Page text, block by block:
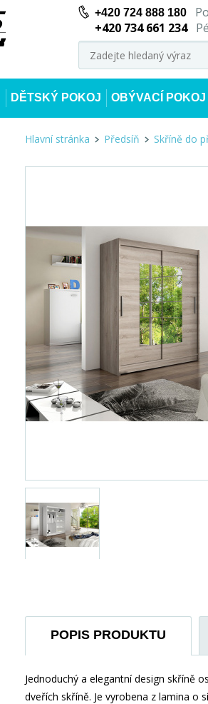
+420 724 888 180Po
+420 734 661 234
DĚTSKÝ POKOJ OBÝVACÍ POKOJ
Hlavní stránka Předsíň Skříně do
POPIS PRODUKTU
Jednoduchý a elegantní design skříně
dveřích skříně. Je vyrobena z lamina o